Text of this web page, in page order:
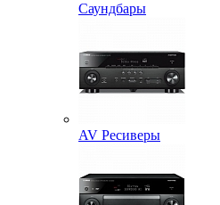
Саундбары
AV Ресиверы